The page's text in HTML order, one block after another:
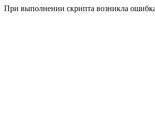
При выполнении скрипта возникла